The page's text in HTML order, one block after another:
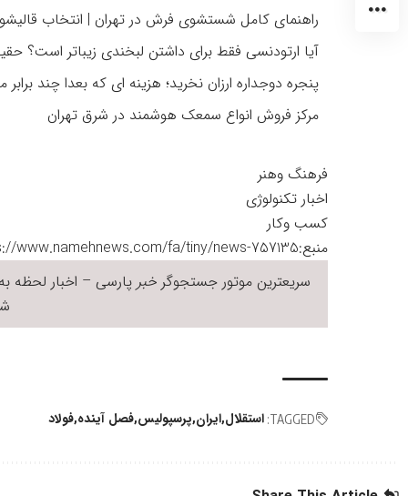
راهنمای کامل شستشوی فرش در تهران | انتخاب
آیا ارتودنسی فقط برای داشتن لبخندی زیباتر است؟
پنجره دوجداره ارزان نخرید؛ هزینه ای که بعدا چند برابر
مرکز فروش انواع سمعک هوشمند در شرق تهران
فرهنگ وهنر
اخبار تکنولوژی
کسب وکار
منبع:https://www.namehnews.com/fa/tiny/news-757135
سریعترین موتور جستجوگر خبر پارسی – اخبار لحظه
TAGGED: استقلال ایران پرسپولیس فصل آینده فولاد